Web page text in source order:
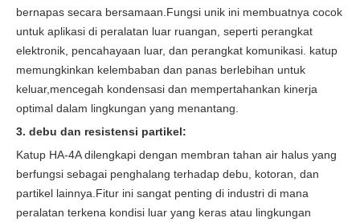
bernapas secara bersamaan.Fungsi unik ini membuatnya cocok
untuk aplikasi di peralatan luar ruangan, seperti perangkat
elektronik, pencahayaan luar, dan perangkat komunikasi. katup
memungkinkan kelembaban dan panas berlebihan untuk
keluar,mencegah kondensasi dan mempertahankan kinerja
optimal dalam lingkungan yang menantang.
3. debu dan resistensi partikel:
Katup HA-4A dilengkapi dengan membran tahan air halus yang
berfungsi sebagai penghalang terhadap debu, kotoran, dan
partikel lainnya.Fitur ini sangat penting di industri di mana
peralatan terkena kondisi luar yang keras atau lingkungan